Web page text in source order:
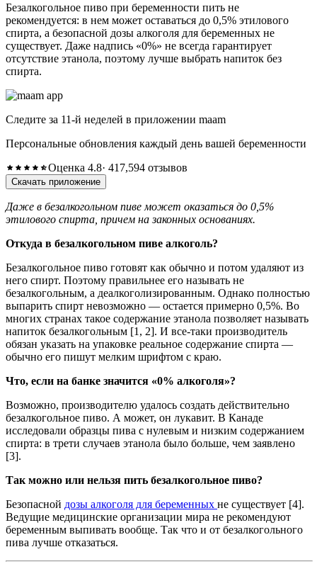
Безалкогольное пиво при беременности пить не
рекомендуется: в нем может оставаться до 0,5% этилового
спирта, а безопасной дозы алкоголя для беременных не
существует. Даже надпись «0%» не всегда гарантирует
отсутствие этанола, поэтому лучше выбрать напиток без
спирта.
Следите за 11-й неделей в приложении maam
Персональные обновления каждый день вашей беременности
Оценка 4.8· 417,594 отзывов
Скачать приложение
Даже в безалкогольном пиве может оказаться до 0,5%
этилового спирта, причем на законных основаниях.
Откуда в безалкогольном пиве алкоголь?
Безалкогольное пиво готовят как обычно и потом удаляют из
него спирт. Поэтому правильнее его называть не
безалкогольным, а деалкоголизированным. Однако полностью
выпарить спирт невозможно — остается примерно 0,5%. Во
многих странах такое содержание этанола позволяет называть
напиток безалкогольным [1, 2]. И все-таки производитель
обязан указать на упаковке реальное содержание спирта —
обычно его пишут мелким шрифтом с краю.
Что, если на банке значится «0% алкоголя»?
Возможно, производителю удалось создать действительно
безалкогольное пиво. А может, он лукавит. В Канаде
исследовали образцы пива с нулевым и низким содержанием
спирта: в трети случаев этанола было больше, чем заявлено
[3].
Так можно или нельзя пить безалкогольное пиво?
Безопасной дозы алкоголя для беременных не существует [4].
Ведущие медицинские организации мира не рекомендуют
беременным выпивать вообще. Так что и от безалкогольного
пива лучше отказаться.